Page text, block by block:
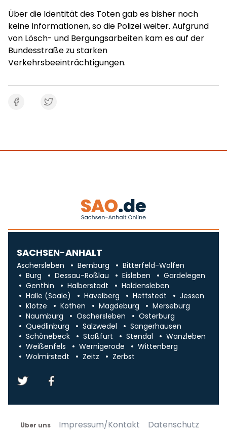
Über die Identität des Toten gab es bisher noch
keine Informationen, so die Polizei weiter. Aufgrund
von Lösch- und Bergungsarbeiten kam es auf der
Bundesstraße zu starken
Verkehrsbeeinträchtigungen.
SACHSEN-ANHALT
Aschersleben Bernburg
Bitterfeld-Wolfen
Burg
Dessau-Roßlau Eisleben
Gardelegen
Genthin
Halberstadt
Haldensleben
Halle (Saale)
Havelberg Hettstedt
Jessen
Klötze
Köthen Magdeburg
Merseburg
Naumburg
Oschersleben
Osterburg
Quedlinburg
Salzwedel
Sangerhausen
Schönebeck
Staßfurt Stendal
Wanzleben
Weißenfels
Wernigerode
Wittenberg
Wolmirstedt
Zeitz Zerbst
Über uns Impressum/Kontakt Datenschutz